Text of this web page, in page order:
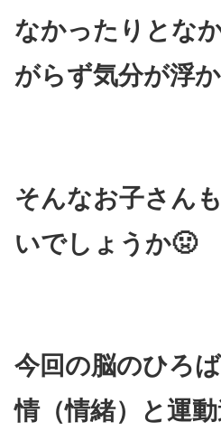
なかったりとな
がらず気分が浮
そんなお子さん
いでしょうか🤢
今回の脳のひろ
情（情緒）と運